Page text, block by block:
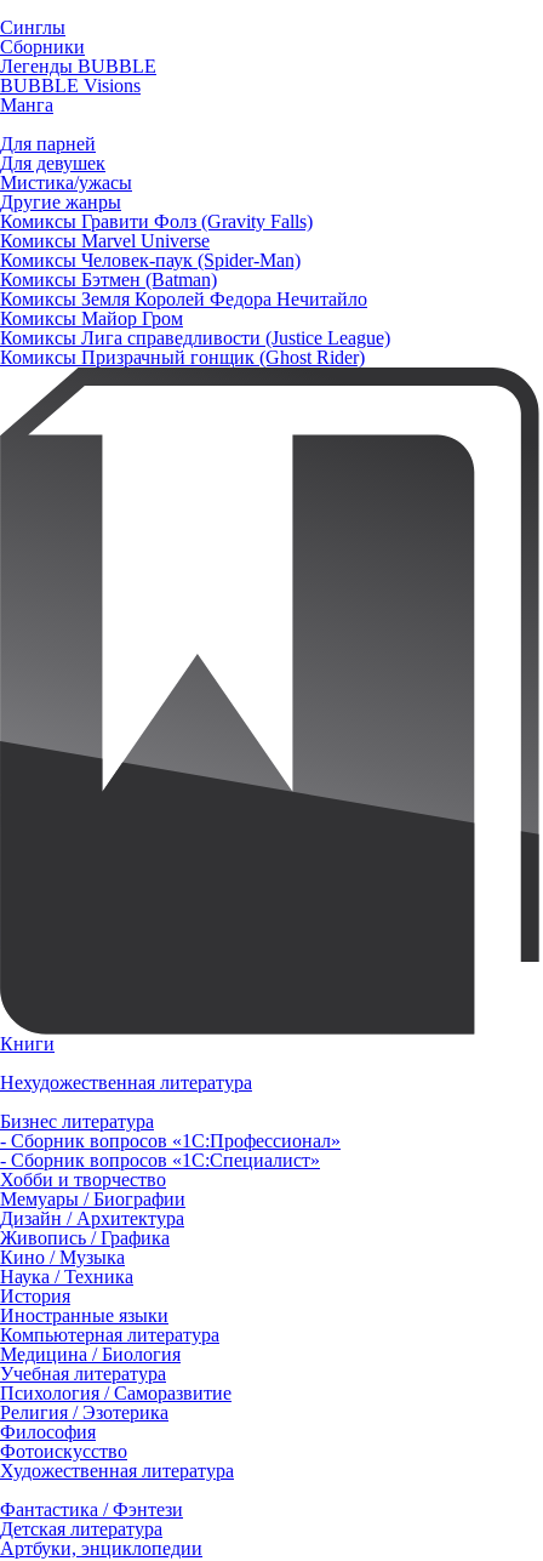
Синглы
Сборники
Легенды BUBBLE
BUBBLE Visions
Манга
Для парней
Для девушек
Мистика/ужасы
Другие жанры
Комиксы Гравити Фолз (Gravity Falls)
Комиксы Marvel Universe
Комиксы Человек-паук (Spider-Man)
Комиксы Бэтмен (Batman)
Комиксы Земля Королей Федора Нечитайло
Комиксы Майор Гром
Комиксы Лига справедливости (Justice League)
Комиксы Призрачный гонщик (Ghost Rider)
Книги
Нехудожественная литература
Бизнес литература
- Сборник вопросов «1С:Профессионал»
- Сборник вопросов «1С:Специалист»
Хобби и творчество
Мемуары / Биографии
Дизайн / Архитектура
Живопись / Графика
Кино / Музыка
Наука / Техника
История
Иностранные языки
Компьютерная литература
Медицина / Биология
Учебная литература
Психология / Саморазвитие
Религия / Эзотерика
Философия
Фотоискусство
Художественная литература
Фантастика / Фэнтези
Детская литература
Артбуки, энциклопедии